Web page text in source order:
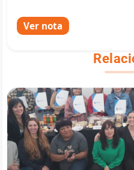
Ver nota